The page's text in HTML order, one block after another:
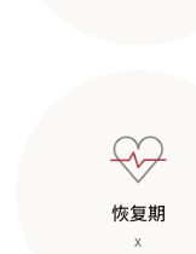
恢复期
x